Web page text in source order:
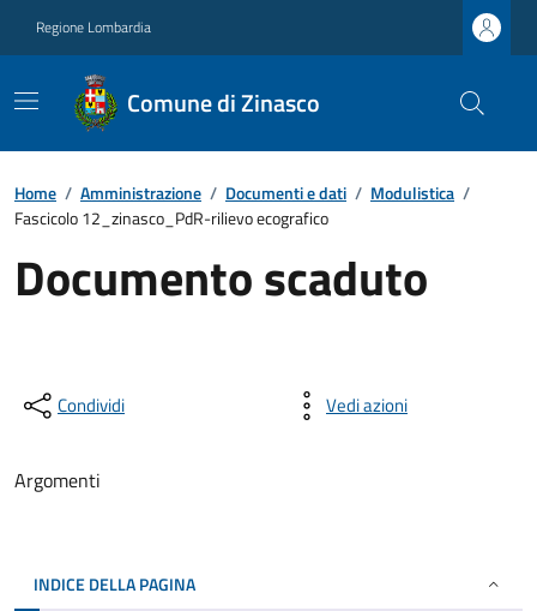
Regione Lombardia
Comune di Zinasco
Home / Amministrazione / Documenti e dati / Modulistica /
Fascicolo 12_zinasco_PdR-rilievo ecografico
Documento scaduto
Condividi Vedi azioni
Argomenti
INDICE DELLA PAGINA